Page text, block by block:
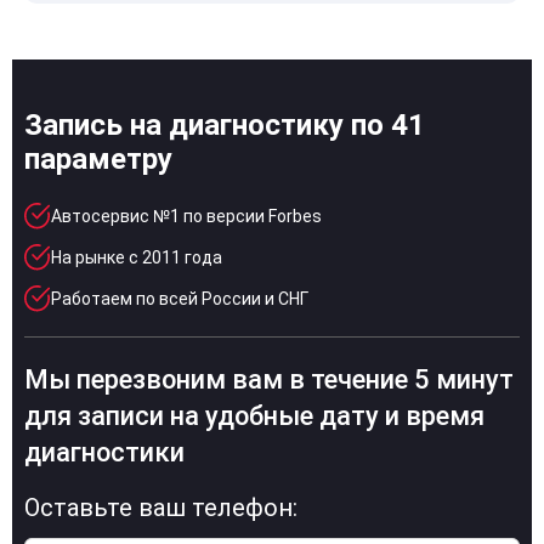
Запись на диагностику по 41
параметру
Автосервис №1 по версии Forbes
На рынке с 2011 года
Работаем по всей России и СНГ
Мы перезвоним вам в течение 5 минут
для записи на удобные дату и время
диагностики
Оставьте ваш телефон: